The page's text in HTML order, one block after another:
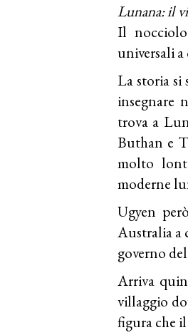
Lunana: il
Il
universali
La storia si
insegnare
trova a
Buthan e
molto
moderne
Ugyen
Australia a
governo
Arriva
villaggio
figura che